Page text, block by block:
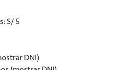
S/ 5
DNI)